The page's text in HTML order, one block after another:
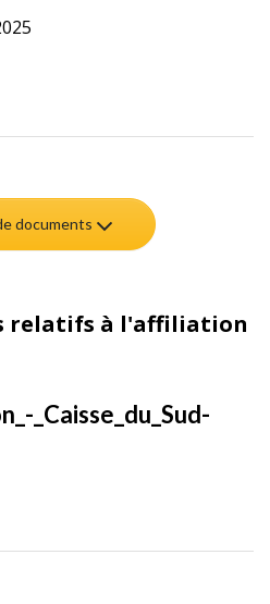
documents
relatifs à l'affiliation
_Caisse_du_Sud-